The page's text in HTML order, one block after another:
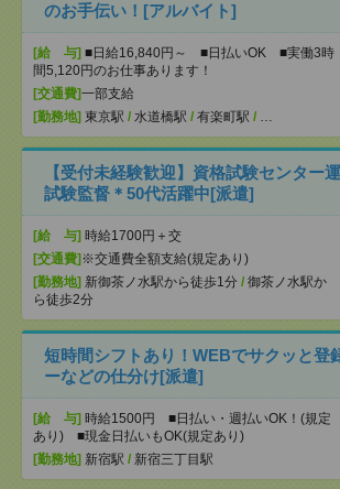
のお手伝い！[アルバイト]
[給 与] ■日給16,840円～ ■日払いOK ■実働3時
間5,120円のお仕事あります！
[交通費]一部支給
[勤務地] 東京駅 / 水道橋駅 / 有楽町駅 / …
【受付未経験歓迎】資格試験センター
試験監督＊50代活躍中[派遣]
[給 与] 時給1700円＋交
[交通費] ※交通費全額支給(規定あり)
[勤務地] 新御茶ノ水駅から徒歩1分 / 御茶ノ水駅か
ら徒歩2分
短時間シフトあり！WEBでサクッと登
ーなどの仕分け[派遣]
[給 与] 時給1500円 ■日払い・週払いOK！(規定
あり) ■現金日払いもOK(規定あり)
[勤務地] 新宿駅 / 新宿三丁目駅